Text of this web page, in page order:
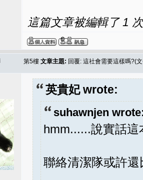
這篇文章被編輯了 1
第5樓 文章主題: 回覆: 這社會需要這樣嗎?(
英貴妃 wrote:
suhawnjen
hmm......說實話
聯絡清潔隊或許